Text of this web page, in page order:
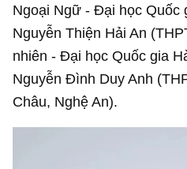
Ngoại Ngữ - Đại học Quốc
Nguyễn Thiện Hải An
nhiên - Đại học Quốc gia
Nguyễn Đình Duy Anh
Châu, Nghệ An).